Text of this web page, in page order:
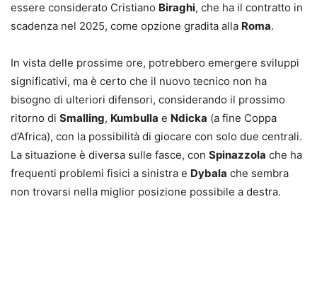
essere considerato Cristiano Biraghi, che ha il contratto in
scadenza nel 2025, come opzione gradita alla Roma.
In vista delle prossime ore, potrebbero emergere sviluppi
significativi, ma è certo che il nuovo tecnico non ha
bisogno di ulteriori difensori, considerando il prossimo
ritorno di Smalling, Kumbulla e Ndicka (a fine Coppa
d’Africa), con la possibilità di giocare con solo due centrali.
La situazione è diversa sulle fasce, con Spinazzola che ha
frequenti problemi fisici a sinistra e Dybala che sembra
non trovarsi nella miglior posizione possibile a destra.